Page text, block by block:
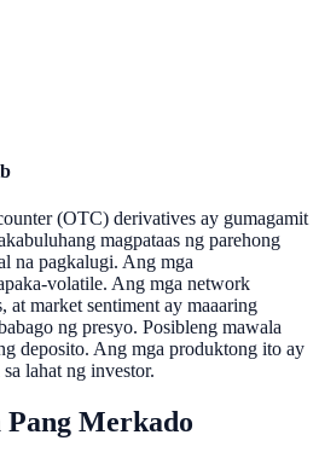
(OTC) derivatives ay gumagamit
magpataas ng parehong
na pagkalugi. Ang mga
volatile. Ang mga network
at market sentiment ay maaaring
ng presyo. Posibleng mawala
deposito. Ang mga produktong ito ay
lahat ng investor.
Merkado